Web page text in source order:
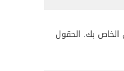
الخاص بك. الحقول